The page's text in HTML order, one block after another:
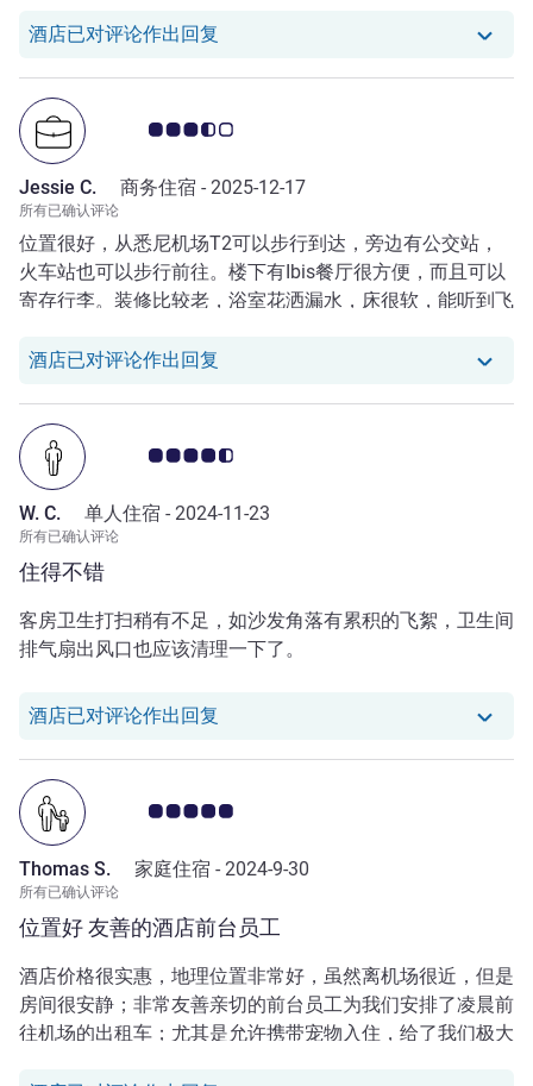
酒店已对评论作出回复 我们酒店已对 Qing Q. 的评论作出回
客户意见评级 3.5/5
Jessie C. 商务住宿 - 2025-12-17
所有已确认评论
位置很好，从悉尼机场T2可以步行到达，旁边有公交站，
火车站也可以步行前往。楼下有Ibis餐厅很方便，而且可以
寄存行李。装修比较老，浴室花洒漏水，床很软，能听到飞
酒店已对评论作出回复 我们酒店已对 Jessie C. 的评论作出
住得不错
客户意见评级 4.5/5
W. C. 单人住宿 - 2024-11-23
所有已确认评论
客房卫生打扫稍有不足，如沙发角落有累积的飞絮，卫生间
排气扇出风口也应该清理一下了。
酒店已对评论作出回复 我们酒店已对 W. C. 的评论作出回复
位置好 友善的酒店前台员工
客户意见评级 5.0/5
Thomas S. 家庭住宿 - 2024-9-30
所有已确认评论
酒店价格很实惠，地理位置非常好，虽然离机场很近，但是
房间很安静；非常友善亲切的前台员工为我们安排了凌晨前
往机场的出租车；尤其是允许携带宠物入住，给了我们极大